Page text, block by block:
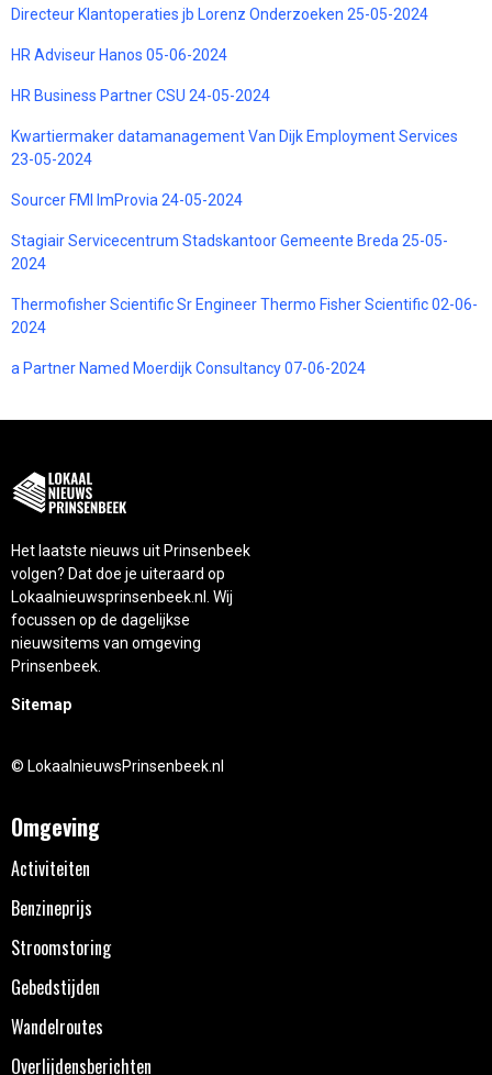
Directeur Klantoperaties jb Lorenz Onderzoeken 25-05-2024
HR Adviseur Hanos 05-06-2024
HR Business Partner CSU 24-05-2024
Kwartiermaker datamanagement Van Dijk Employment Services
23-05-2024
Sourcer FMI ImProvia 24-05-2024
Stagiair Servicecentrum Stadskantoor Gemeente Breda 25-05-
2024
Thermofisher Scientific Sr Engineer Thermo Fisher Scientific 02-06-
2024
a Partner Named Moerdijk Consultancy 07-06-2024
Het laatste nieuws uit Prinsenbeek
volgen? Dat doe je uiteraard op
Lokaalnieuwsprinsenbeek.nl. Wij
focussen op de dagelijkse
nieuwsitems van omgeving
Prinsenbeek.
Sitemap
© LokaalnieuwsPrinsenbeek.nl
Omgeving
Activiteiten
Benzineprijs
Stroomstoring
Gebedstijden
Wandelroutes
Overlijdensberichten